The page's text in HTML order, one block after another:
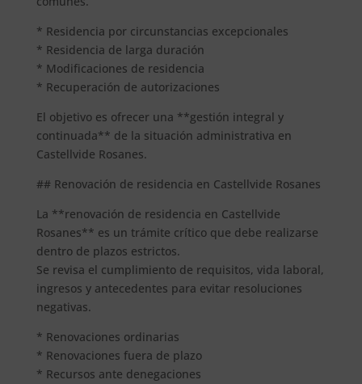
* Residencia por circunstancias excepcionales
* Residencia de larga duración
* Modificaciones de residencia
* Recuperación de autorizaciones
El objetivo es ofrecer una **gestión integral y
continuada** de la situación administrativa en
Castellvide Rosanes.
## Renovación de residencia en Castellvide Rosanes
La **renovación de residencia en Castellvide
Rosanes** es un trámite crítico que debe realizarse
dentro de plazos estrictos.
Se revisa el cumplimiento de requisitos, vida laboral,
ingresos y antecedentes para evitar resoluciones
negativas.
* Renovaciones ordinarias
* Renovaciones fuera de plazo
* Recursos ante denegaciones